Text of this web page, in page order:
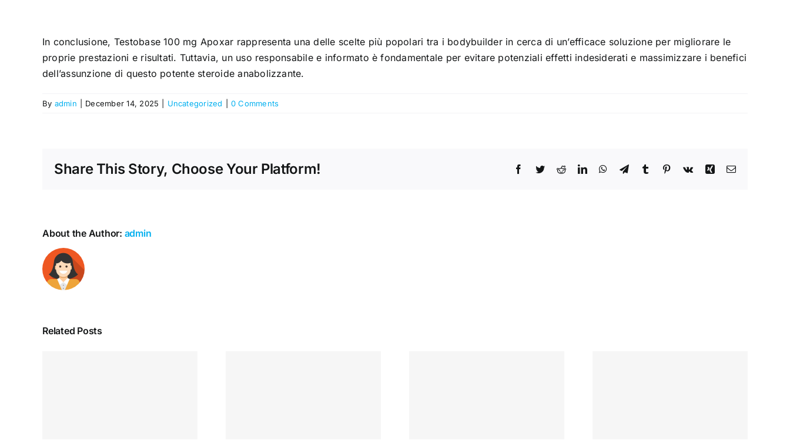
In conclusione, Testobase 100 mg Apoxar rappresenta una delle scelte più popolari tra i bodybuilder in cerca di un’efficace soluzione per migliorare le
proprie prestazioni e risultati. Tuttavia, un uso responsabile e informato è fondamentale per evitare potenziali effetti indesiderati e massimizzare i benefici
dell’assunzione di questo potente steroide anabolizzante.
By admin December 14, 2025 Uncategorized 0 Comments
Share This Story, Choose Your Platform! Facebook
TwitterRedditLinkedInWhatsApp
TelegramTumblr Pinterest
Vk Xing Email
About the Author: admin
Related Posts